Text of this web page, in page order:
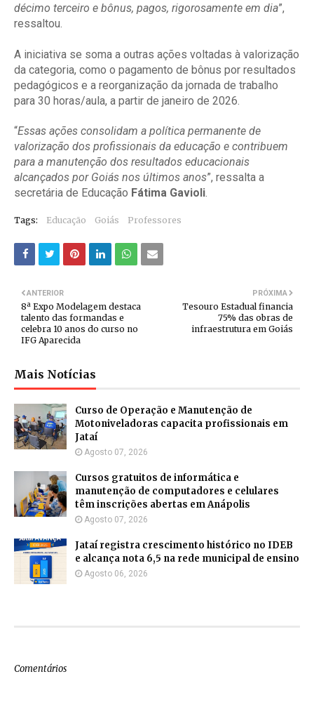
décimo terceiro e bônus, pagos, rigorosamente em dia”,
ressaltou.
A iniciativa se soma a outras ações voltadas à valorização
da categoria, como o pagamento de bônus por resultados
pedagógicos e a reorganização da jornada de trabalho
para 30 horas/aula, a partir de janeiro de 2026.
“Essas ações consolidam a política permanente de
valorização dos profissionais da educação e contribuem
para a manutenção dos resultados educacionais
alcançados por Goiás nos últimos anos”, ressalta a
secretária de Educação Fátima Gavioli
Tags: Educação Goiás Professores
PRÓXIMA
Tesouro Estadual financia
75% das obras de
infraestrutura em Goiás
ANTERIOR
8ª Expo Modelagem destaca
talento das formandas e
celebra 10 anos do curso no
IFG Aparecida
Mais Notícias
Curso de Operação e Manutenção de
Motoniveladoras capacita profissionais em
Jataí
Agosto 07, 2026
Cursos gratuitos de informática e
manutenção de computadores e celulares
têm inscrições abertas em Anápolis
Agosto 07, 2026
Jataí registra crescimento histórico no IDEB
e alcança nota 6,5 na rede municipal de ensino
Agosto 06, 2026
Comentários